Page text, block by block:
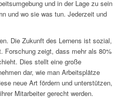
und in der Lage zu sein
und wo sie was tun. Jederzeit und
Die Zukunft des Lernens ist sozial,
Forschung zeigt, dass mehr als 80%
Dies stellt eine große
dar, wie man Arbeitsplätze
neue Art fördern und unterstützen,
Mitarbeiter gerecht werden.